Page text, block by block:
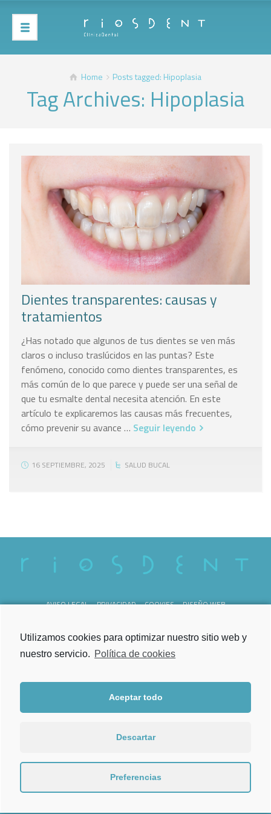
Home Posts tagged: Hipoplasia
Tag Archives: Hipoplasia
Dientes transparentes: causas y
tratamientos
¿Has notado que algunos de tus dientes se ven más
claros o incluso traslúcidos en las puntas? Este
fenómeno, conocido como dientes transparentes, es
más común de lo que parece y puede ser una señal de
que tu esmalte dental necesita atención. En este
artículo te explicaremos las causas más frecuentes,
cómo prevenir su avance … Seguir leyendo
16 SEPTIEMBRE, 2025 SALUD BUCAL
AVISO LEGAL PRIVACIDAD COOKIES DISEÑO WEB
Lunes a Viernes
de 09.00h a 21.00h
Torrecedeira 52, Bajo
36202 Vigo
Utilizamos cookies para optimizar nuestro sitio web y
nuestro servicio. Política de cookies
Aceptar todo
Descartar
Preferencias